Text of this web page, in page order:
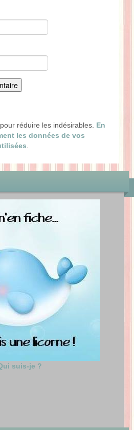
réduire les indésirables. En
les données de vos
suis-je ?